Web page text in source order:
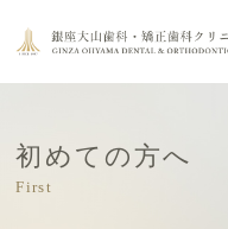
初めての方へ
First